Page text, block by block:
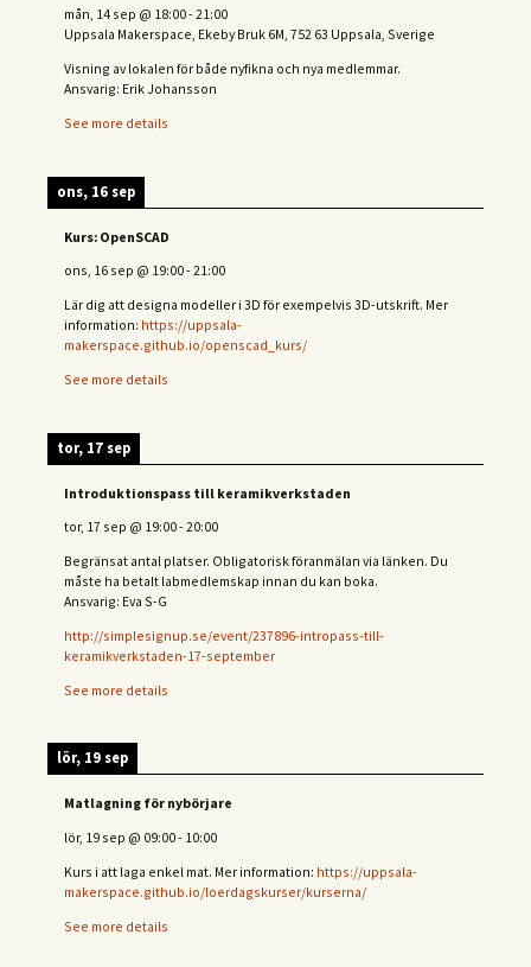
mån, 14 sep @ 18:00-21:00
Uppsala Makerspace, Ekeby Bruk 6M, 752 63 Uppsala, Sverige
Visning av lokalen för både nyfikna och nya medlemmar.
Ansvarig: Erik Johansson
See more details
ons, 16 sep
Kurs: OpenSCAD
ons, 16 sep @ 19:00-21:00
Lär dig att designa modeller i 3D för exempelvis 3D-utskrift. Mer
information: https://uppsala-
makerspace.github.io/openscad_kurs/
See more details
tor, 17 sep
Introduktionspass till keramikverkstaden
tor, 17 sep @ 19:00-20:00
Begränsat antal platser. Obligatorisk föranmälan via länken. Du
måste ha betalt labmedlemskap innan du kan boka.
Ansvarig: Eva S-G
http://simplesignup.se/event/237896-intropass-till-
keramikverkstaden-17-september
See more details
lör, 19 sep
Matlagning för nybörjare
lör, 19 sep @ 09:00- 10:00
Kurs i att laga enkel mat. Mer information: https://uppsala-
makerspace.github.io/loerdagskurser/kurserna/
See more details